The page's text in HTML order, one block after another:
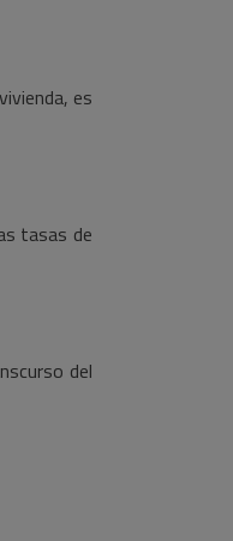
es
tasas de
del